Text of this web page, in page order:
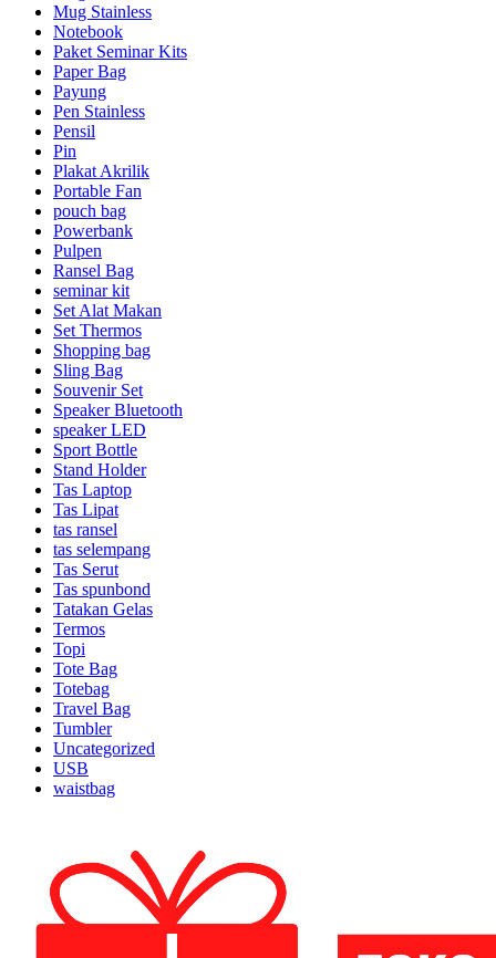
Mug Stainless
Notebook
Paket Seminar Kits
Paper Bag
Payung
Pen Stainless
Pensil
Pin
Plakat Akrilik
Portable Fan
pouch bag
Powerbank
Pulpen
Ransel Bag
seminar kit
Set Alat Makan
Set Thermos
Shopping bag
Sling Bag
Souvenir Set
Speaker Bluetooth
speaker LED
Sport Bottle
Stand Holder
Tas Laptop
Tas Lipat
tas ransel
tas selempang
Tas Serut
Tas spunbond
Tatakan Gelas
Termos
Topi
Tote Bag
Totebag
Travel Bag
Tumbler
Uncategorized
USB
waistbag